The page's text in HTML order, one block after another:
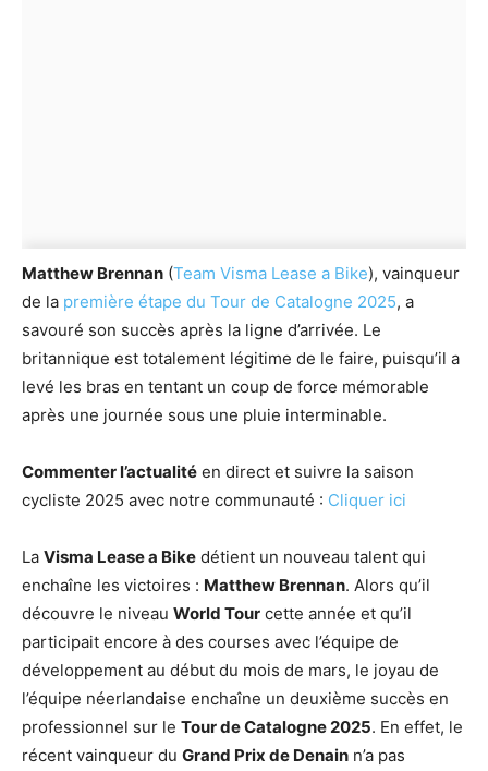
Matthew Brennan (Team Visma Lease a Bike), vainqueur
de la première étape du Tour de Catalogne 2025, a
savouré son succès après la ligne d’arrivée. Le
britannique est totalement légitime de le faire, puisqu’il a
levé les bras en tentant un coup de force mémorable
après une journée sous une pluie interminable.
Commenter l’actualité en direct et suivre la saison
cycliste 2025 avec notre communauté : Cliquer ici
La Visma Lease a Bike détient un nouveau talent qui
enchaîne les victoires : Matthew Brennan. Alors qu’il
découvre le niveau World Tour cette année et qu’il
participait encore à des courses avec l’équipe de
développement au début du mois de mars, le joyau de
l’équipe néerlandaise enchaîne un deuxième succès en
professionnel sur le Tour de Catalogne 2025. En effet, le
récent vainqueur du Grand Prix de Denain n’a pas